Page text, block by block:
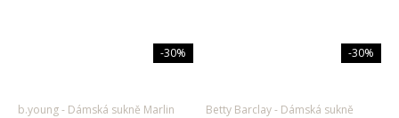
-30%
b.young
Dámská sukně Marlin
-30%
Betty Barclay
Dámská sukně